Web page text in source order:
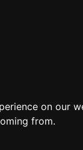
on our
from.